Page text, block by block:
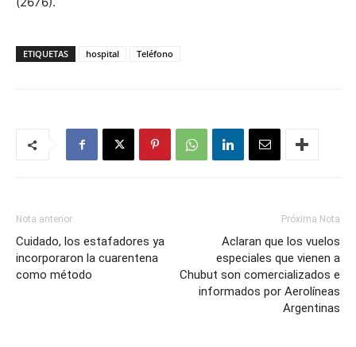
ETIQUETAS hospital Teléfono
Nota anterior
Cuidado, los estafadores ya
incorporaron la cuarentena
como método
Próxima Nota
Aclaran que los vuelos
especiales que vienen a
Chubut son comercializados e
informados por Aerolíneas
Argentinas